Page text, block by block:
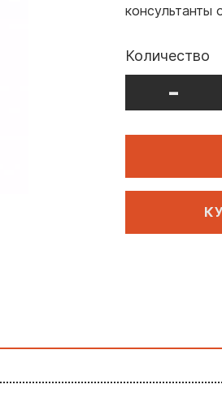
консультанты
Количество
-